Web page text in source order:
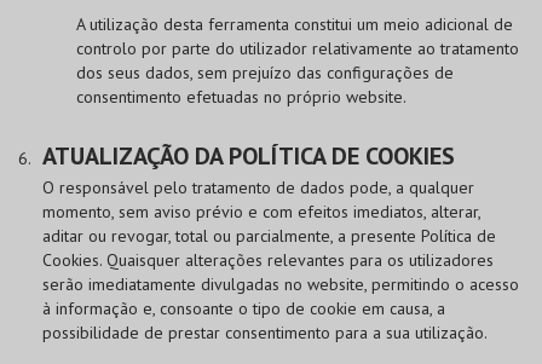
A utilização desta ferramenta constitui um meio adicional de
controlo por parte do utilizador relativamente ao tratamento
dos seus dados, sem prejuízo das configurações de
consentimento efetuadas no próprio website.
ATUALIZAÇÃO DA POLÍTICA DE COOKIES
O responsável pelo tratamento de dados pode, a qualquer
momento, sem aviso prévio e com efeitos imediatos, alterar,
aditar ou revogar, total ou parcialmente, a presente Política de
Cookies. Quaisquer alterações relevantes para os utilizadores
serão imediatamente divulgadas no website, permitindo o acesso
à informação e, consoante o tipo de cookie em causa, a
possibilidade de prestar consentimento para a sua utilização.